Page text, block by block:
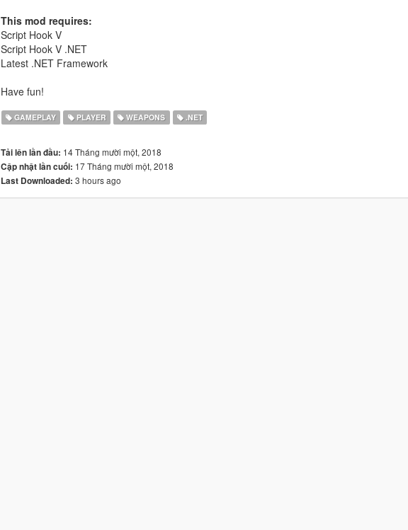
This mod requires:
Script Hook V
Script Hook V .NET
Latest .NET Framework
Have fun!
GAMEPLAY PLAYER WEAPONS .NET
Tải lên lần đầu: 14 Tháng mười một, 2018
Cập nhật lần cuối: 17 Tháng mười một, 2018
Last Downloaded: 3 hours ago